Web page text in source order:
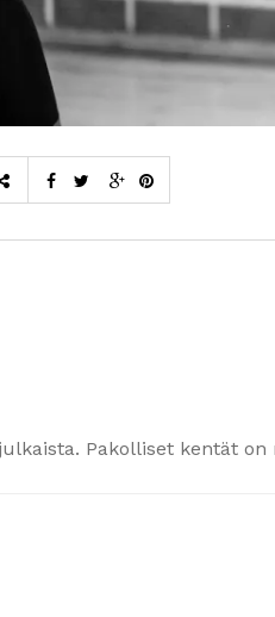
Pakolliset kentät on